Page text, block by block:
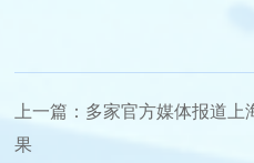
上一篇： 多家官方媒体报道上
果